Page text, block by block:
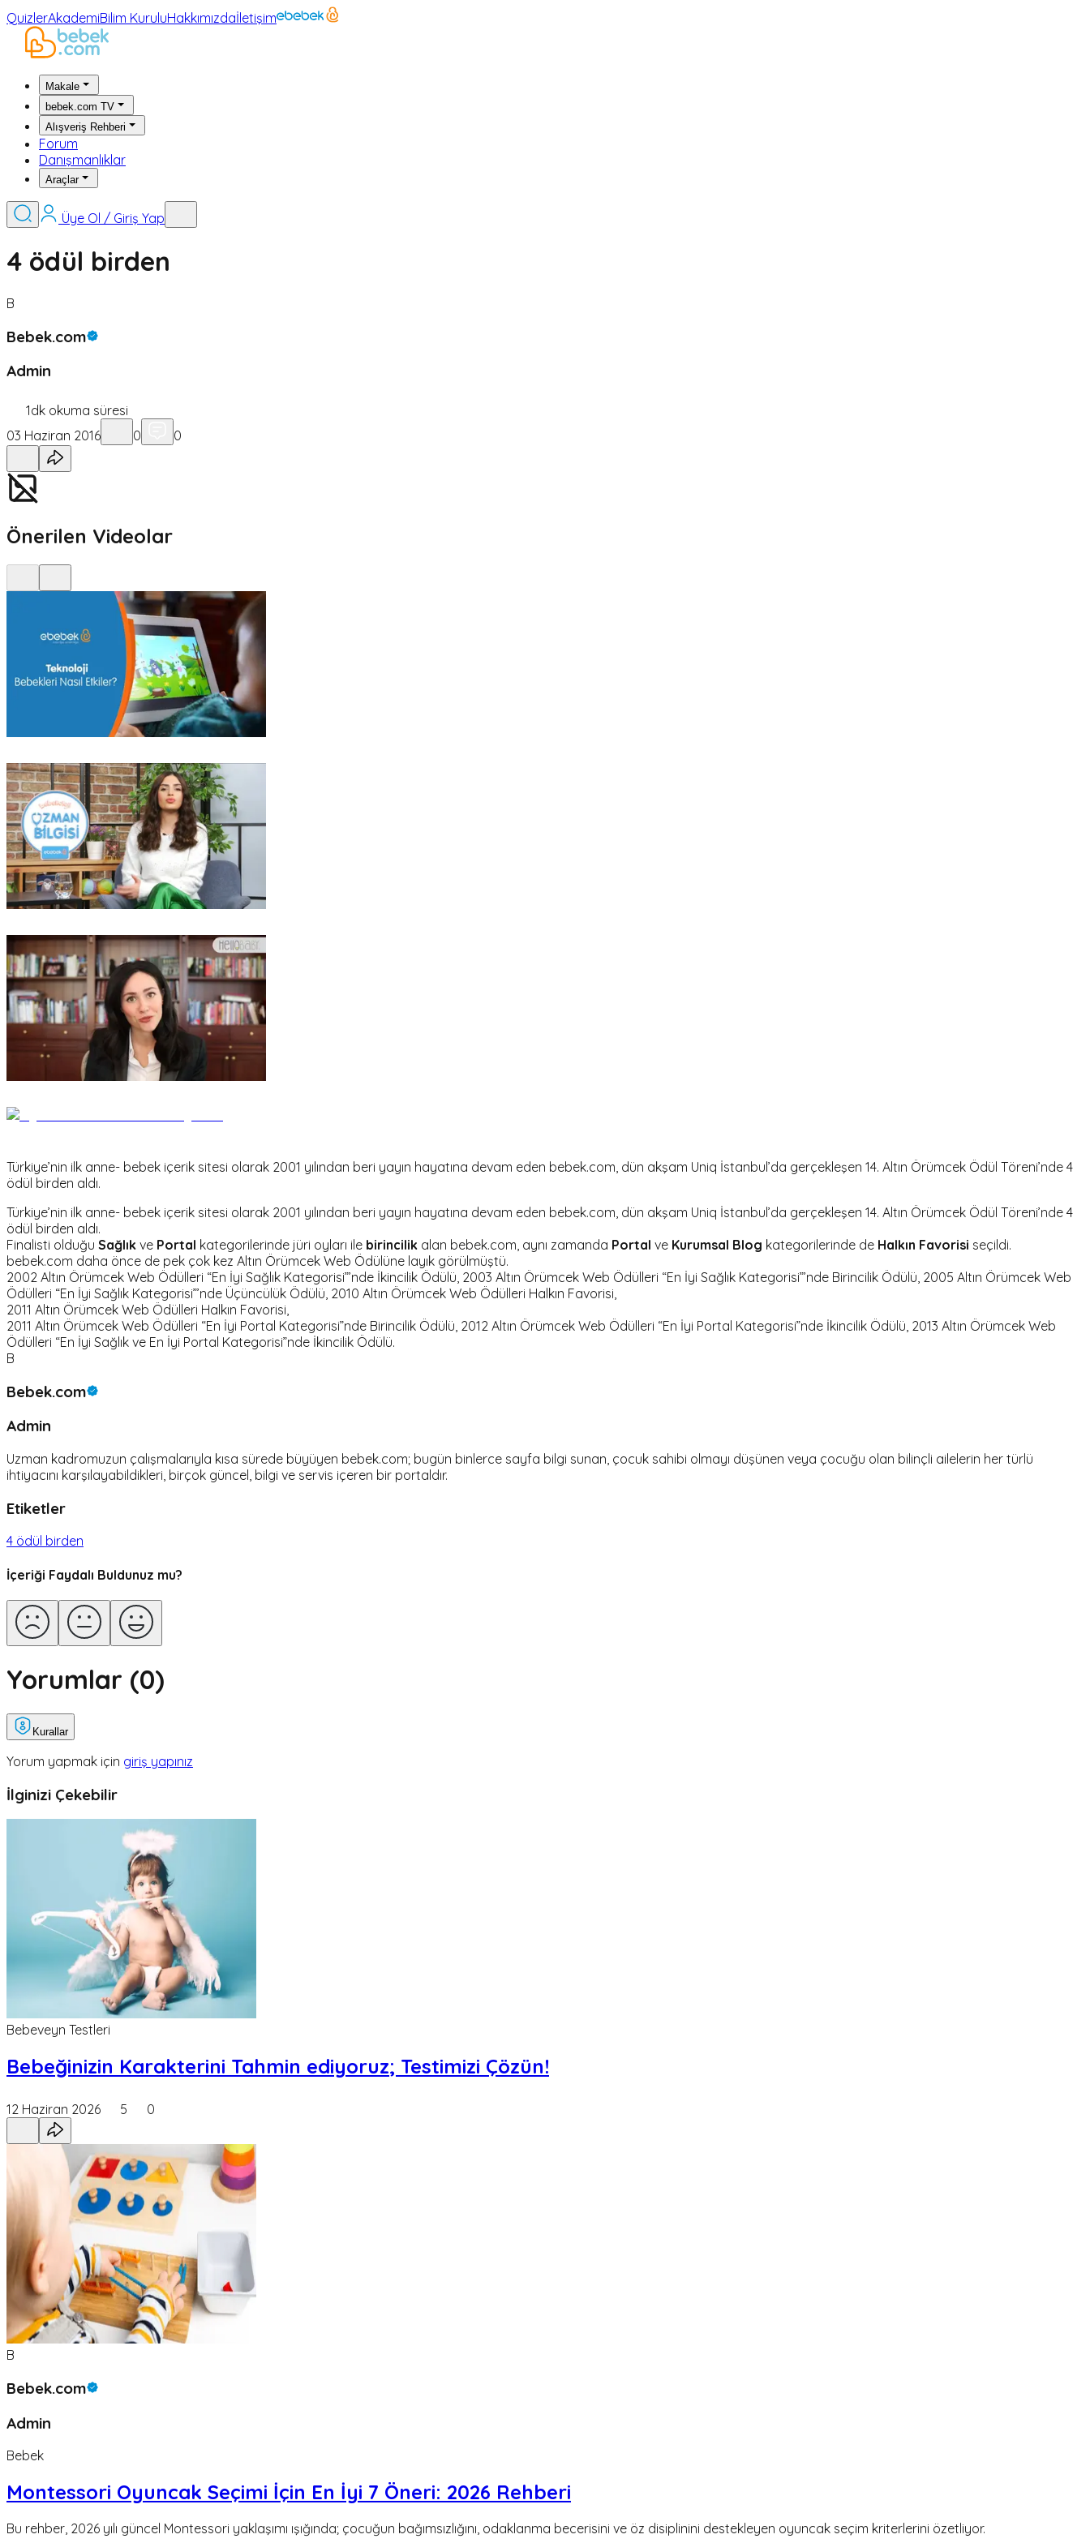
QuizlerAkademiBilim KuruluHakkımızdaİletişim
Makale
bebek.com TV
Alışveriş Rehberi
Forum
Danışmanlıklar
Araçlar
Üye Ol / Giriş Yap
4 ödül birden
B
Bebek.com
Admin
1dk okuma süresi
03 Haziran 2016
0 0
Önerilen Videolar
Türkiye’nin ilk anne- bebek içerik sitesi olarak 2001 yılından beri yayın hayatına devam eden bebek.com, dün akşam Uniq İstanbul’da gerçekleşen 14. Altın Örümcek Ödül Töreni’nde 4
ödül birden aldı.
Türkiye’nin ilk anne- bebek içerik sitesi olarak 2001 yılından beri yayın hayatına devam eden bebek.com, dün akşam Uniq İstanbul’da gerçekleşen 14. Altın Örümcek Ödül Töreni’nde 4
ödül birden aldı.
Finalisti olduğu Sağlık ve Portal kategorilerinde jüri oyları ile birincilik alan bebek.com, aynı zamanda Portal ve Kurumsal Blog kategorilerinde de Halkın Favorisi seçildi.
bebek.com daha önce de pek çok kez Altın Örümcek Web Ödülüne layık görülmüştü.
2002 Altın Örümcek Web Ödülleri “En İyi Sağlık Kategorisi”’nde İkincilik Ödülü, 2003 Altın Örümcek Web Ödülleri “En İyi Sağlık Kategorisi”’nde Birincilik Ödülü, 2005 Altın Örümcek Web
Ödülleri “En İyi Sağlık Kategorisi”’nde Üçüncülük Ödülü, 2010 Altın Örümcek Web Ödülleri Halkın Favorisi,
2011 Altın Örümcek Web Ödülleri Halkın Favorisi,
2011 Altın Örümcek Web Ödülleri “En İyi Portal Kategorisi”nde Birincilik Ödülü, 2012 Altın Örümcek Web Ödülleri “En İyi Portal Kategorisi”nde İkincilik Ödülü, 2013 Altın Örümcek Web
Ödülleri “En İyi Sağlık ve En İyi Portal Kategorisi”nde İkincilik Ödülü.
B
Bebek.com
Admin
Uzman kadromuzun çalışmalarıyla kısa sürede büyüyen bebek.com; bugün binlerce sayfa bilgi sunan, çocuk sahibi olmayı düşünen veya çocuğu olan bilinçli ailelerin her türlü
ihtiyacını karşılayabildikleri, birçok güncel, bilgi ve servis içeren bir portaldır.
Etiketler
4 ödül birden
İçeriği Faydalı Buldunuz mu?
Yorumlar (0)
Kurallar
Yorum yapmak için giriş yapınız
İlginizi Çekebilir
Bebeveyn Testleri
Bebeğinizin Karakterini Tahmin ediyoruz; Testimizi Çözün!
12 Haziran 2026 5 0
B
Bebek.com
Admin
Bebek
Montessori Oyuncak Seçimi İçin En İyi 7 Öneri: 2026 Rehberi
Bu rehber, 2026 yılı güncel Montessori yaklaşımı ışığında; çocuğun bağımsızlığını, odaklanma becerisini ve öz disiplinini destekleyen oyuncak seçim kriterlerini özetliyor.